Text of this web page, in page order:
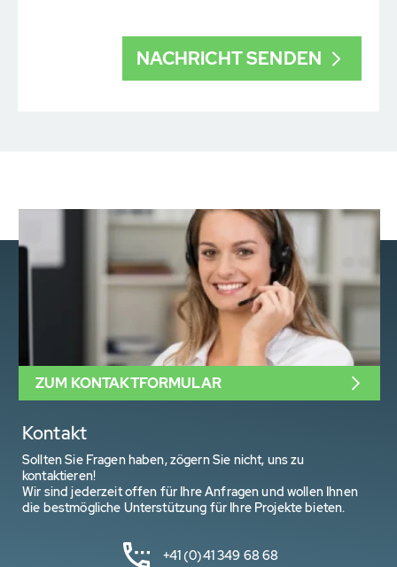
Kontakt
Sollten Sie Fragen haben, zögern Sie nicht, uns zu
kontaktieren!
Wir sind jederzeit offen für Ihre Anfragen und wollen Ihnen
die bestmögliche Unterstützung für Ihre Projekte bieten.
+41 (0)41 349 68 68
ZUM KONTAKTFORMULAR